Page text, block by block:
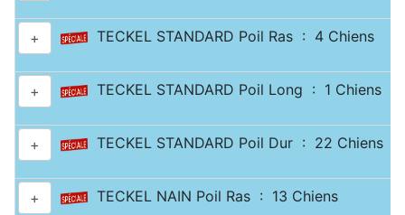
+ TECKEL STANDARD Poil Ras : 4 Chiens
+ TECKEL STANDARD Poil Long : 1 Chiens
+ TECKEL STANDARD Poil Dur : 22 Chiens
+ TECKEL NAIN Poil Ras : 13 Chiens